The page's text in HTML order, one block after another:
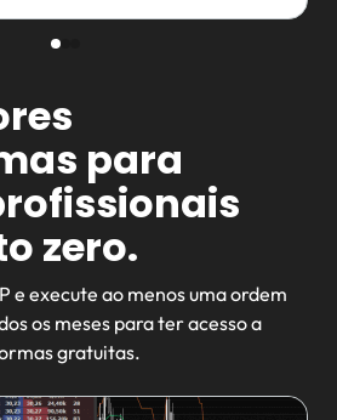
para
zero.
e execute ao menos uma ordem
os meses para ter acesso a
gratuitas.